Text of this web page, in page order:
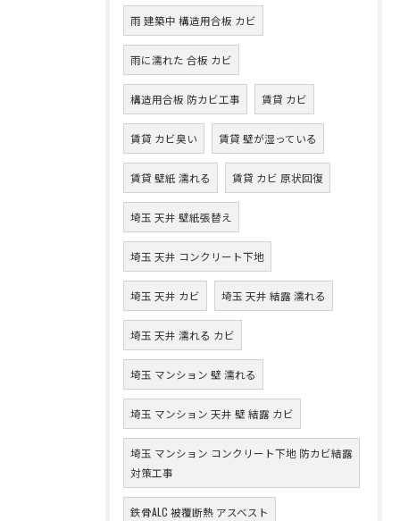
雨 建築中 構造用合板 カビ
雨に濡れた 合板 カビ
構造用合板 防カビ工事 賃貸 カビ
賃貸 カビ臭い 賃貸 壁が湿っている
賃貸 壁紙 濡れる 賃貸 カビ 原状回復
埼玉 天井 壁紙張替え
埼玉 天井 コンクリート下地
埼玉 天井 カビ 埼玉 天井 結露 濡れる
埼玉 天井 濡れる カビ
埼玉 マンション 壁 濡れる
埼玉 マンション 天井 壁 結露 カビ
埼玉 マンション コンクリート下地 防カビ結露
対策工事
鉄骨ALC 被覆断熱 アスベスト